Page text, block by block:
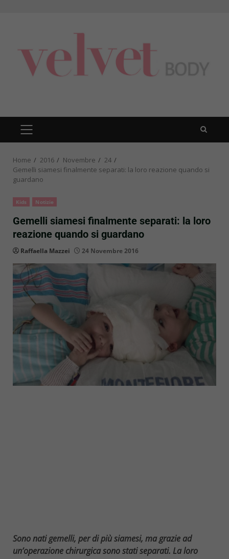
PRIMARY
MENU
Home 2016 Novembre
24
Gemelli siamesi finalmente separati: la loro reazione quando si
guardano
Kids Notizie
Gemelli siamesi finalmente separati: la loro
reazione quando si guardano
Raffaella Mazzei 24 Novembre 2016
Sono nati gemelli, per di più siamesi, ma grazie ad
un’operazione chirurgica sono stati separati. La loro